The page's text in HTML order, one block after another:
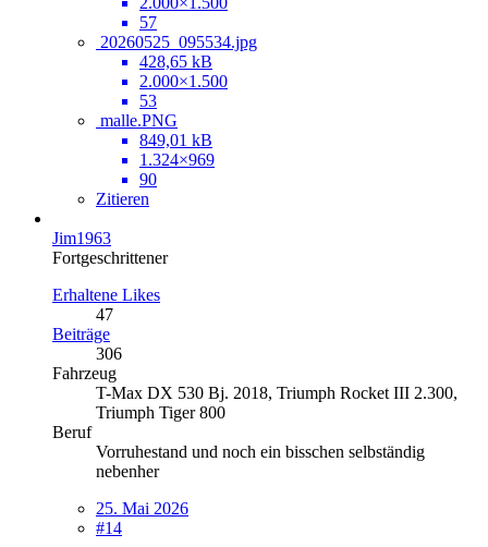
57
20260525_095534.jpg
428,65 kB
2.000×1.500
53
malle.PNG
849,01 kB
1.324×969
90
Zitieren
Jim1963
Fortgeschrittener
Erhaltene Likes
47
Beiträge
306
Fahrzeug
T-Max DX 530 Bj. 2018, Triumph Rocket III 2.300,
Triumph Tiger 800
Beruf
Vorruhestand und noch ein bisschen selbständig
nebenher
25. Mai 2026
#14